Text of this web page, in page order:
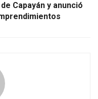
Capayán y anunció